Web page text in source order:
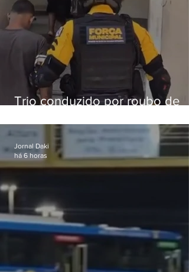
Trio conduzido por roubo de
passagens
Jornal Daki
há 6 horas